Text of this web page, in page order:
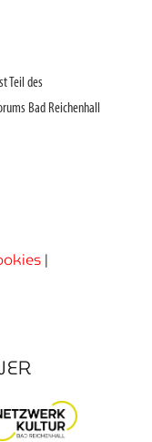
Teil des
Bad Reichenhall
|